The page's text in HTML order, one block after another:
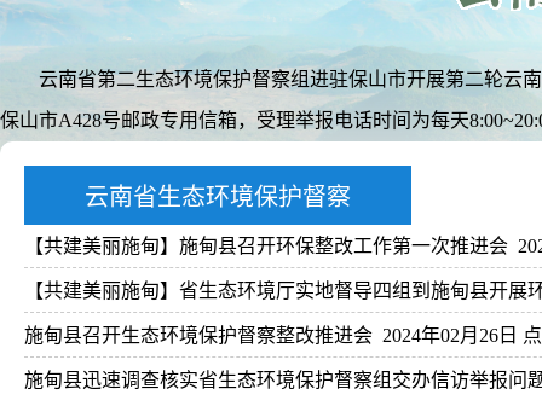
云南省第二生态环境保护督察组进驻保山市开展第二轮云南
保山市A428号邮政专用信箱，受理举报电话时间为每天
云南省生态环境保护督察
【共建美丽施甸】施甸县召开环保整改工作第一次推进会
【共建美丽施甸】省生态环境厅实地督导四组到施甸县开展
施甸县召开生态环境保护督察整改推进会 2024年02月26日
施甸县迅速调查核实省生态环境保护督察组交办信访举报问